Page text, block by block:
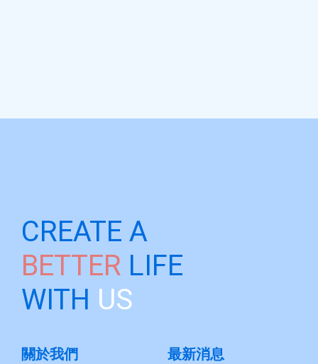
CREATE A
BETTER LIFE
WITH US
關於我們 最新消息